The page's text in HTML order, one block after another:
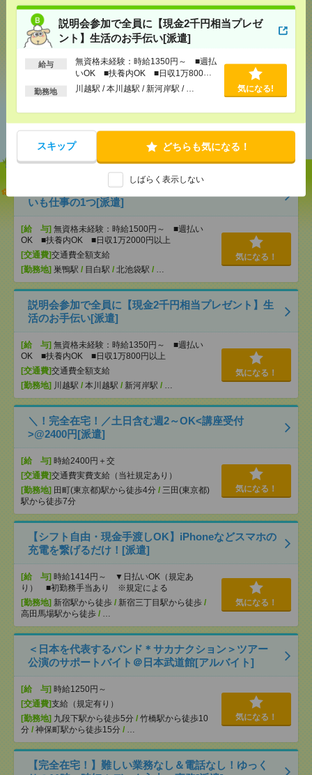
説明会参加で全員に【現金2千円相当プレゼ
ント】生活のお手伝い[派遣]
給与
無資格未経験：時給1350円～ ■週払
いOK ■扶養内OK ■日収1万800円
以上
勤務地 川越駅 / 本川越駅 / 新河岸駅 / … 気になる!
スキップ どちらも気になる！
しばらく表示しない
メール LINE
シェア ツイート ブックマーク
あなたの閲覧履歴からの
おすすめ
【オープニング募集】おばあちゃんのお散歩付き添
いも仕事の1つ[派遣]
[給 与] 無資格未経験：時給1500円～ ■週払い
OK ■扶養内OK ■日収1万2000円以上
[交通費]交通費全額支給
[勤務地] 巣鴨駅 / 目白駅 / 北池袋駅 / …
気になる！
説明会参加で全員に【現金2千円相当プレゼント】生
活のお手伝い[派遣]
[給 与] 無資格未経験：時給1350円～ ■週払い
OK ■扶養内OK ■日収1万800円以上
[交通費]交通費全額支給
[勤務地] 川越駅 / 本川越駅 / 新河岸駅 / …
気になる！
＼！完全在宅！／土日含む週2～OK<講座受付
>@2400円[派遣]
[給 与] 時給2400円＋交
[交通費]交通費実費支給（当社規定あり）
[勤務地] 田町(東京都)駅から徒歩4分 / 三田(東京都)
駅から徒歩7分
気になる！
【シフト自由・現金手渡しOK】iPhoneなどスマホの
充電を繋げるだけ！[派遣]
[給 与] 時給1414円～ ▼日払いOK（規定あ
り） ■初勤務手当あり ※規定による
[勤務地] 新宿駅から徒歩 / 新宿三丁目駅から徒歩 /
高田馬場駅から徒歩 / …
気になる！
＜日本を代表するバンド＊サカナクション＞ツアー
公演のサポートバイト＠日本武道館[アルバイト]
[給 与] 時給1250円～
[交通費]支給（規定有り）
[勤務地] 九段下駅から徒歩5分 / 竹橋駅から徒歩10
分 / 神保町駅から徒歩15分 / …
気になる！
【完全在宅！】難しい業務なし＆電話なし！ゆっく